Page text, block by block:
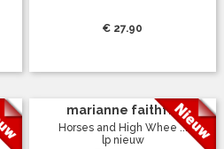
€ 27.90
marianne faithf...
Horses and High Whee ...
lp nieuw